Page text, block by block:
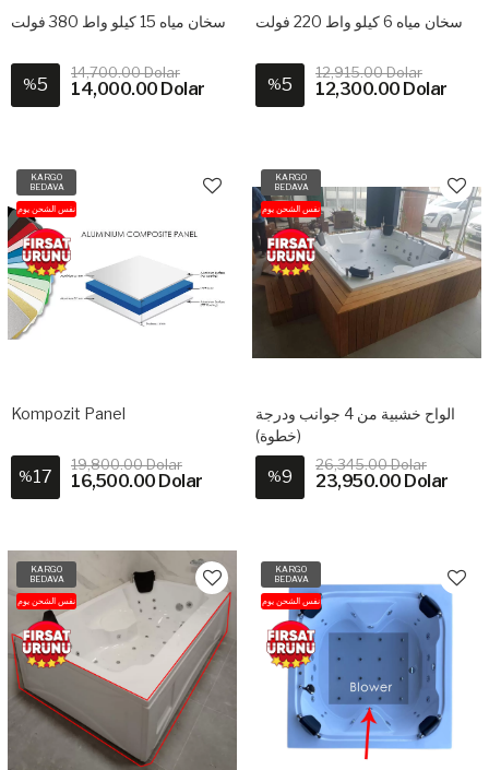
سخان مياه 15 كيلو واط 380 فولت
%5
14,700.00 Dolar
14,000.00 Dolar
سخان مياه 6 كيلو واط 220 فولت
%5
12,915.00 Dolar
12,300.00 Dolar
KARGO
BEDAVA
نفس الشحن يوم
Kompozit Panel
%17
19,800.00 Dolar
16,500.00 Dolar
KARGO
BEDAVA
نفس الشحن يوم
الواح خشبية من 4 جوانب ودرجة
(خطوة)
%9
26,345.00 Dolar
23,950.00 Dolar
KARGO
BEDAVA
نفس الشحن يوم
KARGO
BEDAVA
نفس الشحن يوم